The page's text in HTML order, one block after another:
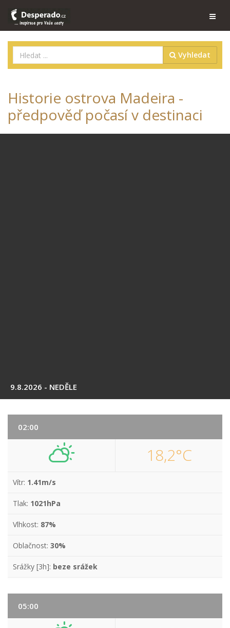
Vyhledat
Historie ostrova Madeira -
předpověď počasí v destinaci
9.8.2026 - NEDĚLE
02:00
18,2°C
Vítr: 1.41m/s
Tlak: 1021hPa
Vlhkost: 87%
Oblačnost: 30%
Srážky [3h]: beze srážek
05:00